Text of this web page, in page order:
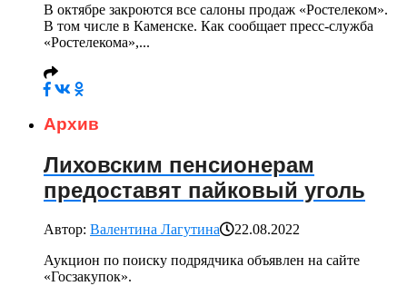
В октябре закроются все салоны продаж «Ростелеком».
В том числе в Каменске. Как сообщает пресс-служба
«Ростелекома»,...
Архив
Лиховским пенсионерам
предоставят пайковый уголь
Автор: Валентина Лагутина
22.08.2022
Аукцион по поиску подрядчика объявлен на сайте
«Госзакупок».